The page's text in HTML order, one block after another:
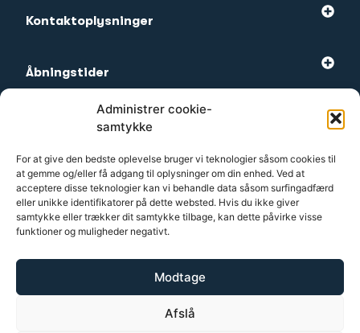
Administrer cookie-
samtykke
For at give den bedste oplevelse bruger vi teknologier såsom cookies til
at gemme og/eller få adgang til oplysninger om din enhed. Ved at
acceptere disse teknologier kan vi behandle data såsom surfingadfærd
eller unikke identifikatorer på dette websted. Hvis du ikke giver
samtykke eller trækker dit samtykke tilbage, kan dette påvirke visse
funktioner og muligheder negativt.
Modtage
Afslå
Kontaktoplysninger
Åbningstider
Mest besøgte
Kundeservice
2026 Terapy
Generel